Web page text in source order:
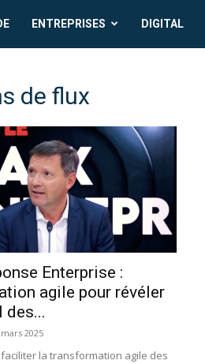
ENTREPRISES DIGITAL
de flux
Enterprise :
agile pour révéler
des...
2025
la transformation agile des